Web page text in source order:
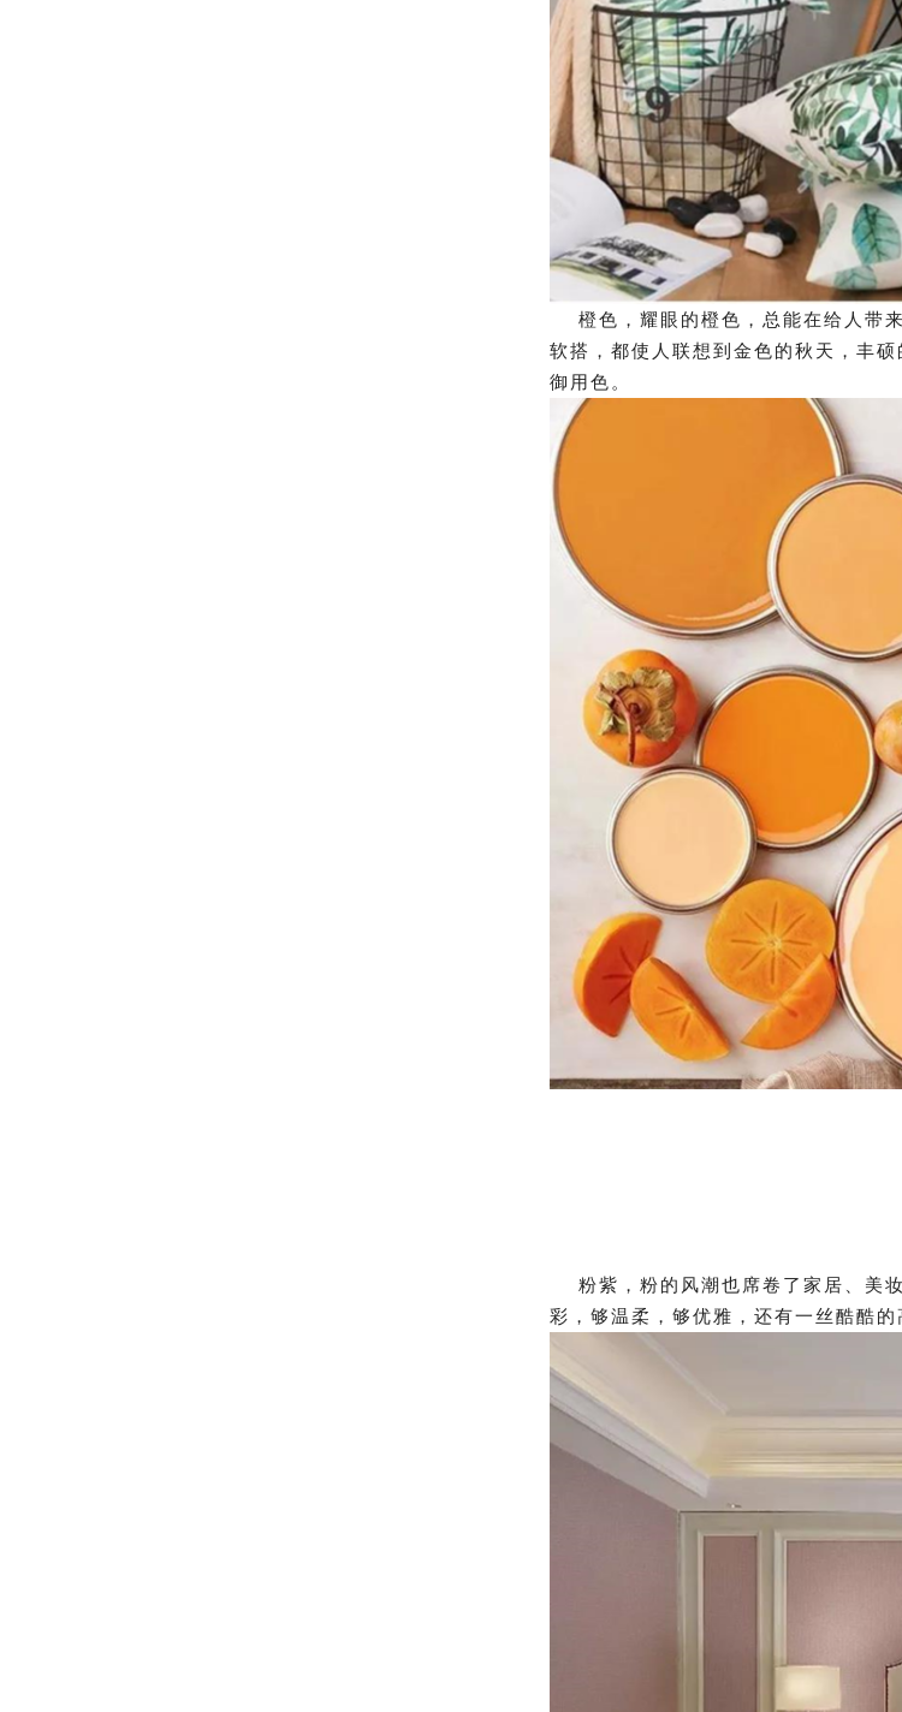
橙色，耀眼的橙色，总能在给人带
软搭，都使人联想到金色的秋天，丰
御用色。
粉紫，粉的风潮也席卷了家居、美
彩，够温柔，够优雅，还有一丝酷酷